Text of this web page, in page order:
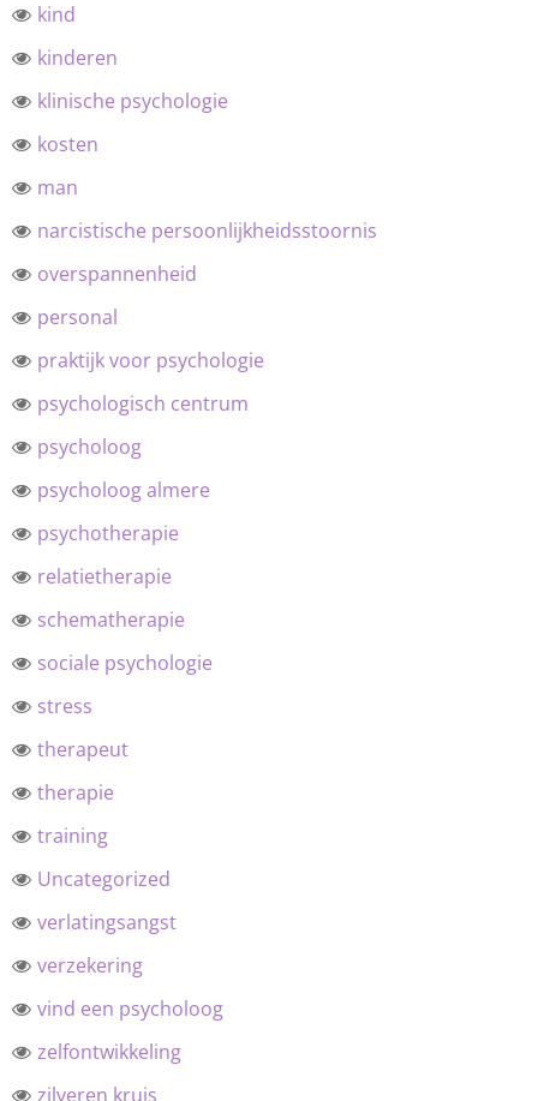
kind
kinderen
klinische psychologie
kosten
man
narcistische persoonlijkheidsstoornis
overspannenheid
personal
praktijk voor psychologie
psychologisch centrum
psycholoog
psycholoog almere
psychotherapie
relatietherapie
schematherapie
sociale psychologie
stress
therapeut
therapie
training
Uncategorized
verlatingsangst
verzekering
vind een psycholoog
zelfontwikkeling
zilveren kruis